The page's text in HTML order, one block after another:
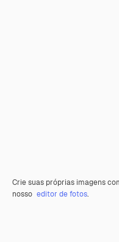
Crie suas próprias imagens
nosso editor de fotos.